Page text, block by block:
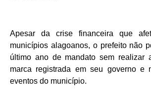
Apesar da crise financeira que
municípios alagoanos, o prefeito não
último ano de mandato sem realizar
marca registrada em seu governo e
eventos do município.